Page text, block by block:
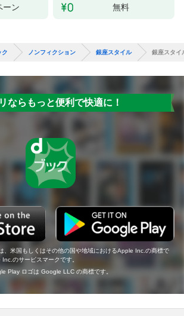
ーン 無料
ク ノンフィクション 銀座スタイル 銀座スタイ
ならもっと便利で快適に！
、米国もしくはその他の国や地域におけるApple Inc.の商標で
のサービスマークです。
Play ロゴは Google LLC の商標です。